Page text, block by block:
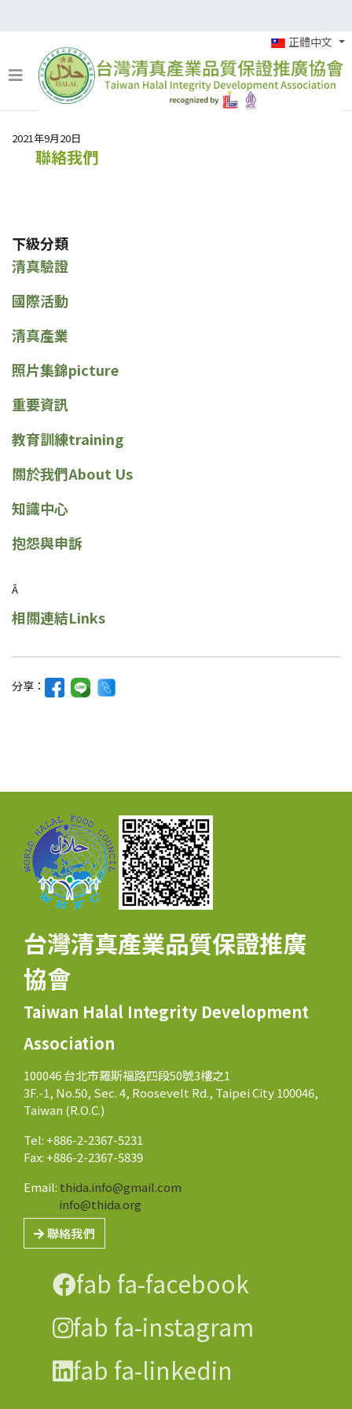
正體中文
2021年9月20日
聯絡我們
下級分類
清真驗證
國際活動
清真產業
照片集錦picture
重要資訊
教育訓練training
關於我們About Us
知識中心
抱怨與申訴
Â
相關連結Links
分享：
台灣清真產業品質保證推廣
協會
Taiwan Halal Integrity Development
Association
100046 台北市羅斯福路四段50號3樓之1
3F.-1, No.50, Sec. 4, Roosevelt Rd., Taipei City 100046,
Taiwan (R.O.C.)
Tel: +886-2-2367-5231
Fax: +886-2-2367-5839
Email: thida.info@gmail.com
info@thida.org
聯絡我們
fab fa-facebook
fab fa-instagram
fab fa-linkedin